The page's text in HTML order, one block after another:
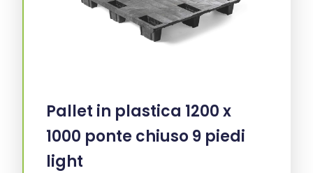
Pallet in plastica 1200 x
1000 ponte chiuso 9 piedi
light